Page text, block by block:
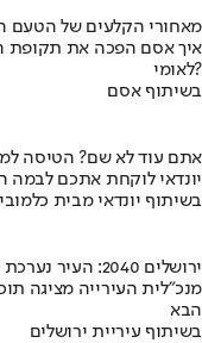
מאחורי הקלעים של הטעם
לאומי?
בשיתוף אסם
אתם עוד לא שם? הטיסה
יונדאי לוקחת אתכם לבמה
בשיתוף יונדאי מבית
ירושלים 2040: העיר נערכת ל- 1.5 מליון תושבים
מנכ"לית העירייה מציגה
הבא
בשיתוף עיריית ירושלים